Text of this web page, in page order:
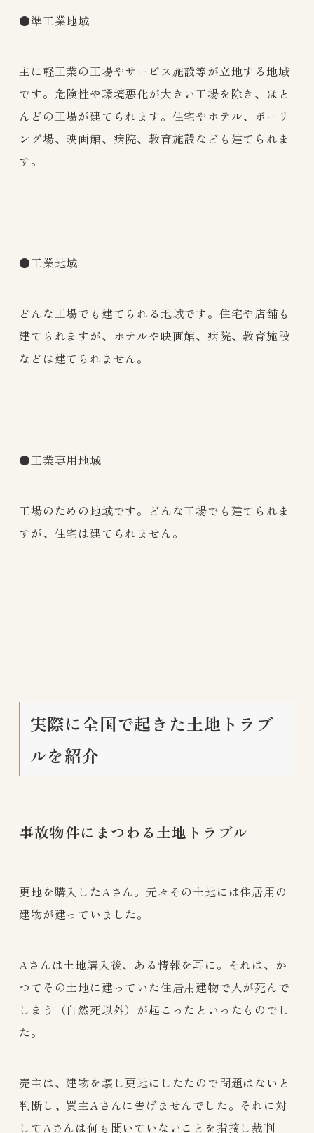
●準工業地域
主に軽工業の工場やサービス施設等が立地する地域
です。危険性や環境悪化が大きい工場を除き、ほと
んどの工場が建てられます。住宅やホテル、ボーリ
ング場、映画館、病院、教育施設なども建てられま
す。
●工業地域
どんな工場でも建てられる地域です。住宅や店舗も
建てられますが、ホテルや映画館、病院、教育施設
などは建てられません。
●工業専用地域
工場のための地域です。どんな工場でも建てられま
すが、住宅は建てられません。
実際に全国で起きた土地トラブ
ルを紹介
事故物件にまつわる土地トラブル
更地を購入したAさん。元々その土地には住居用の
建物が建っていました。
Aさんは土地購入後、ある情報を耳に。それは、か
つてその土地に建っていた住居用建物で人が死んで
しまう（自然死以外）が起こったといったものでし
た。
売主は、建物を壊し更地にしたたので問題はないと
判断し、買主Aさんに告げませんでした。それに対
してAさんは何も聞いていないことを指摘し裁判